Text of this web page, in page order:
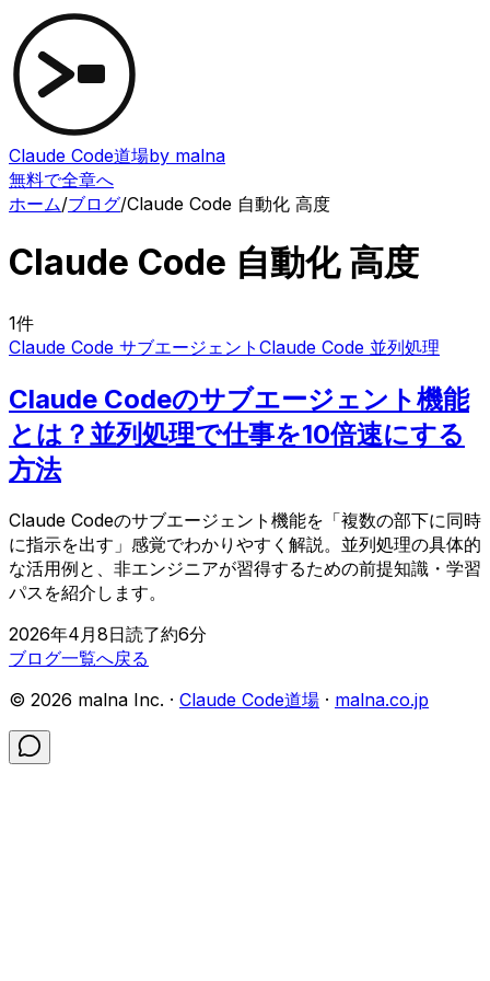
Claude Code道場by malna
無料で全章へ
ホーム/ブログ/Claude Code 自動化 高度
Claude Code 自動化 高度
1件
Claude Code サブエージェント Claude Code 並列処理
Claude Codeのサブエージェント機能
とは？並列処理で仕事を10倍速にする
方法
Claude Codeのサブエージェント機能を「複数の部下に同時
に指示を出す」感覚でわかりやすく解説。並列処理の具体的
な活用例と、非エンジニアが習得するための前提知識・学習
パスを紹介します。
2026年4月8日読了約6分
ブログ一覧へ戻る
© 2026 malna Inc. · Claude Code道場 · malna.co.jp